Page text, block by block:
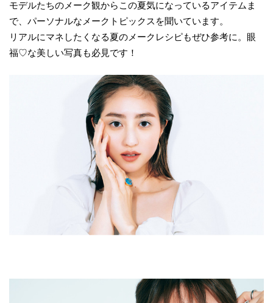
モデルたちのメーク観からこの夏気になっているアイテムま
で、パーソナルなメークトピックスを聞いています。
リアルにマネしたくなる夏のメークレシピもぜひ参考に。眼
福♡な美しい写真も必見です！